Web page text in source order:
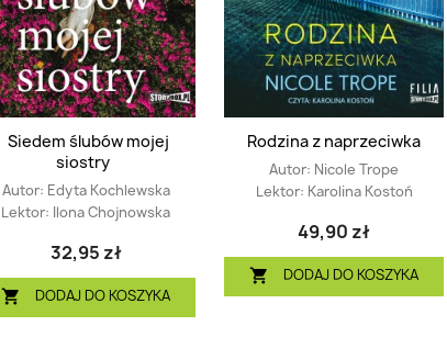
Siedem ślubów mojej
siostry
Autor: Edyta Kochlewska
Lektor: Ilona Chojnowska
32,95 zł
 DODAJ DO KOSZYKA
Rodzina z naprzeciwka
Autor: Nicole Trope
Lektor: Karolina Kostoń
49,90 zł
 DODAJ DO KOSZYKA